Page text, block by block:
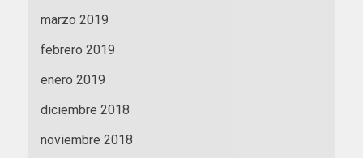
marzo 2019
febrero 2019
enero 2019
diciembre 2018
noviembre 2018